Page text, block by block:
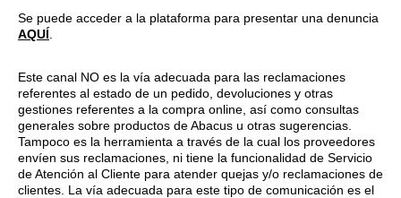
Se puede acceder a la plataforma para presentar una denuncia
AQUÍ
Este canal NO es la vía adecuada para las reclamaciones
referentes al estado de un pedido, devoluciones y otras
gestiones referentes a la compra online, así como consultas
generales sobre productos de Abacus u otras sugerencias.
Tampoco es la herramienta a través de la cual los proveedores
envíen sus reclamaciones, ni tiene la funcionalidad de Servicio
de Atención al Cliente para atender quejas y/o reclamaciones de
clientes. La vía adecuada para este tipo de comunicación es el